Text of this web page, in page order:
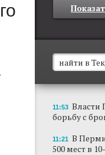
В Пермском
Они
11:53 Власти
борьбу с
11:21 В
500 мест в